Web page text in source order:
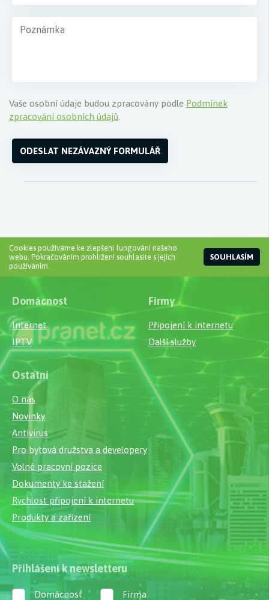
Vaše osobní údaje budou zpracovány podle Podmínek
zpracování osobních údajů
ODESLAT NEZÁVAZNÝ FORMULÁŘ
Cookies používáme ke zlepšení fungování našeho
webu. Pokračováním prohlížení souhlasíte s jejich
používáním.
SOUHLASÍM
Domácnost
Internet
IPTV
Firmy
Připojení k internetu
Další služby
Ostatní
O nás
Novinky
Antivirus
Pro bytová družstva a developery
Volné pracovní pozice
Dokumenty ke stažení
Rychlost připojení k internetu
Produkty a zařízení
Přihlášení k newsletteru
Domácnost Firma